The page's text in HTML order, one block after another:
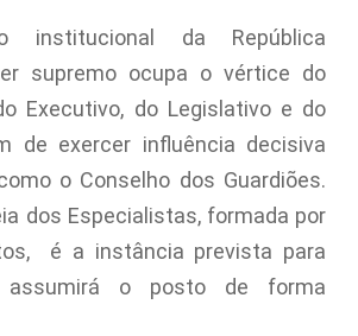
institucional da República
supremo ocupa o vértice do
Executivo, do Legislativo e do
de exercer influência decisiva
o Conselho dos Guardiões.
dos Especialistas, formada por
é a instância prevista para
assumirá o posto de forma